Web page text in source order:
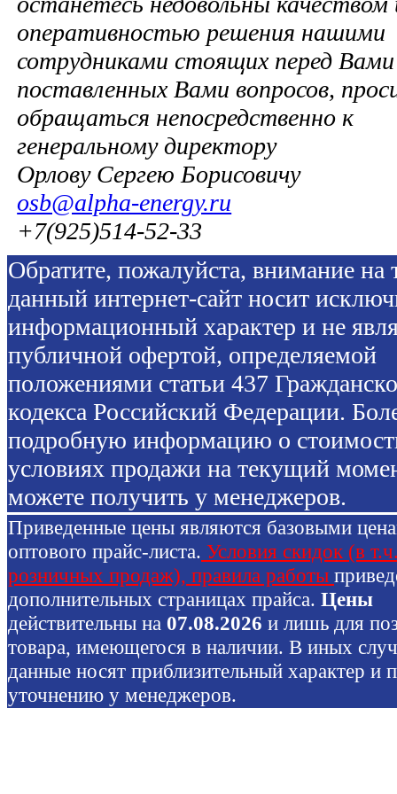
оперативностью решения нашими
сотрудниками стоящих перед Вами
поставленных Вами вопросов,
обращаться непосредственно к
генеральному директору
Орлову Сергею Борисовичу
osb@alpha-energy.ru
+7(925)514-52-33
Обратите, пожалуйста, внимание на
данный интернет-сайт носит
информационный характер и не
публичной офертой, определяемой
положениями статьи 437
кодекса Российский Федерации.
подробную информацию о
условиях продажи на текущий
можете получить у менеджеров.
Приведенные цены являются базовыми
оптового прайс-листа. Условия скидок (в
розничных продаж), правила работы
дополнительных страницах прайса. Цены
действительны на 07.08.2026 и лишь для
товара, имеющегося в наличии. В иных
данные носят приблизительный характер и
уточнению у менеджеров.